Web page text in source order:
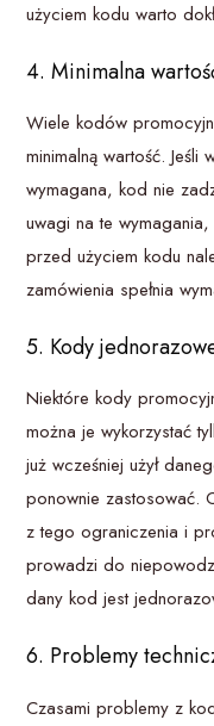
użyciem kodu warto
4. Minimalna
Wiele kodów
minimalną wartość. Jeśli
wymagana, kod nie
uwagi na te
przed użyciem kodu
zamówienia spełnia
5. Kody
Niektóre kody
można je wykorzystać
już wcześniej użył
ponownie zastosować.
z tego ograniczenia i
prowadzi do
dany kod jest
6. Problemy
Czasami problemy z